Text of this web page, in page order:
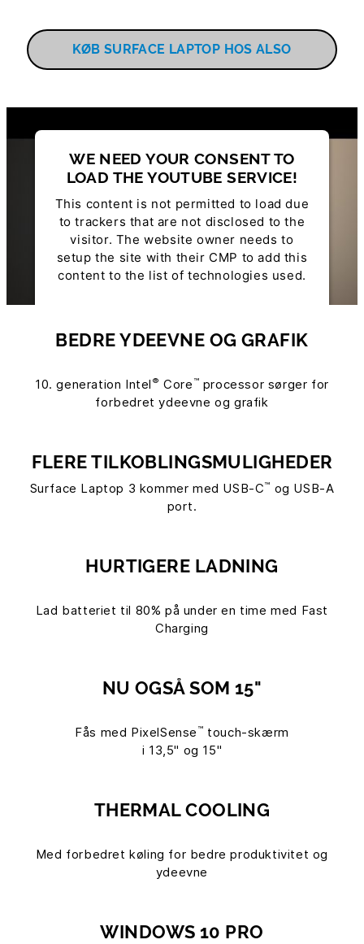
KØB SURFACE LAPTOP HOS ALSO
WE NEED YOUR CONSENT TO
LOAD THE YOUTUBE SERVICE!
This content is not permitted to load due
to trackers that are not disclosed to the
visitor. The website owner needs to
setup the site with their CMP to add this
content to the list of technologies used.
BEDRE YDEEVNE OG GRAFIK
10. generation Intel ® Core ™ processor sørger for
forbedret ydeevne og grafik
FLERE TILKOBLINGSMULIGHEDER
Surface Laptop 3 kommer med USB-C™ og USB-A
port.
HURTIGERE LADNING
Lad batteriet til 80% på under en time med Fast
Charging
NU OGSÅ SOM 15"
Fås med PixelSense ™ touch-skærm
i 13,5" og 15"
THERMAL COOLING
Med forbedret køling for bedre produktivitet og
ydeevne
WINDOWS 10 PRO